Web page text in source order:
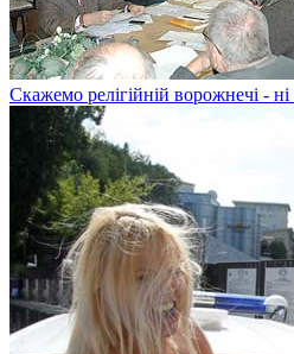
Скажемо релігійній ворожнечі - ні